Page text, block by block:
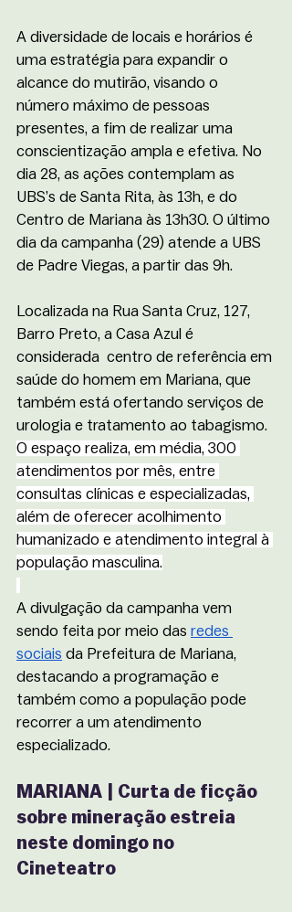
A diversidade de locais e horários é
uma estratégia para expandir o
alcance do mutirão, visando o
número máximo de pessoas
presentes, a fim de realizar uma
conscientização ampla e efetiva. No
dia 28, as ações contemplam as
UBS’s de Santa Rita, às 13h, e do
Centro de Mariana às 13h30. O último
dia da campanha (29) atende a UBS
de Padre Viegas, a partir das 9h.
Localizada na Rua Santa Cruz, 127,
Barro Preto, a Casa Azul é
considerada  centro de referência em
saúde do homem em Mariana, que
também está ofertando serviços de
urologia e tratamento ao tabagismo.
O espaço realiza, em média, 300
atendimentos por mês, entre
consultas clínicas e especializadas,
além de oferecer acolhimento
humanizado e atendimento integral à
população masculina.
A divulgação da campanha vem
sendo feita por meio das redes
sociais da Prefeitura de Mariana,
destacando a programação e
também como a população pode
recorrer a um atendimento
especializado.
MARIANA | Curta de ficção
sobre mineração estreia
neste domingo no
Cineteatro